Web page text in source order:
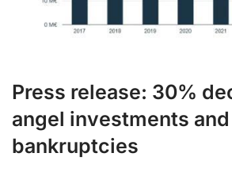
Press release: 30%
angel investments
bankruptcies